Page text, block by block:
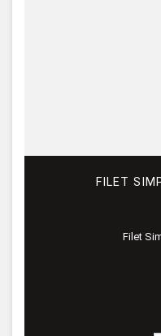
FILET
Filet